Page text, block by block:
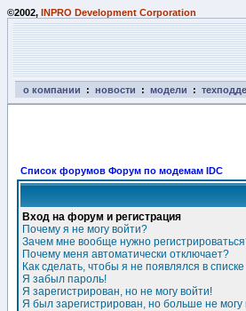
©2002, INPRO Development Corporation
о компании : новости : модели :
Список форумов Форум по модемам IDC
Вход на форум и регистрация
Почему я не могу войти?
Зачем мне вообще нужно
Почему меня автоматически отключает?
Как сделать, чтобы я не появлялся в
Я забыл пароль!
Я зарегистрирован, но не могу войти!
Я был зарегистрирован, но больше не могу